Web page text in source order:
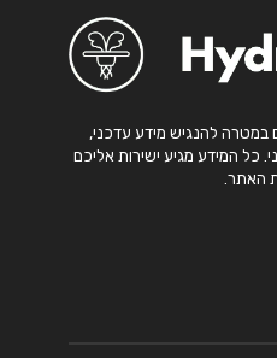
במטרה להנגיש מידע עדכני,
כל המידע מגיע ישירות אליכם
האתר.